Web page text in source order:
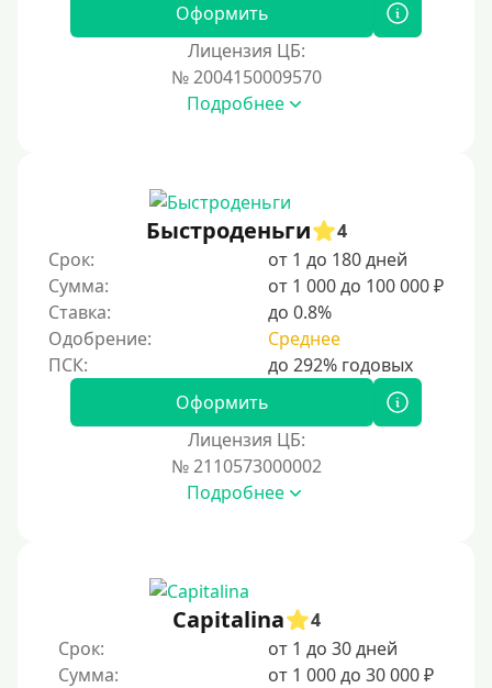
Оформить
Лицензия ЦБ:
№ 2004150009570
Подробнее
Быстроденьги
4
Срок:
от 1 до 180 дней
Сумма:
от 1 000 до 100 000 ₽
Ставка:
до 0.8%
Одобрение:
Среднее
Оформить
Лицензия ЦБ:
№ 2110573000002
Подробнее
Capitalina
4
Срок:
от 1 до 30 дней
Сумма:
от 1 000 до 30 000 ₽